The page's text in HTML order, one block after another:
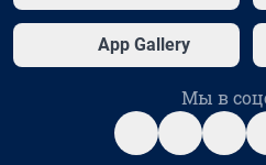
App Gallery
Мы в